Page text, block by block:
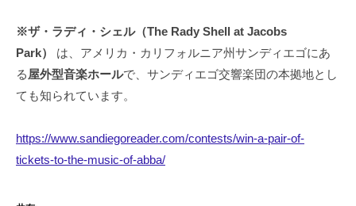
※ザ・ラディ・シェル（The Rady Shell at Jacobs
Park）
は、アメリカ・カリフォルニア州サンディエゴにあ
る屋外型音楽ホールで、サンディエゴ交響楽団の本拠地とし
ても知られています。
https://www.sandiegoreader.com/contests/win-a-pair-of-
tickets-to-the-music-of-abba/